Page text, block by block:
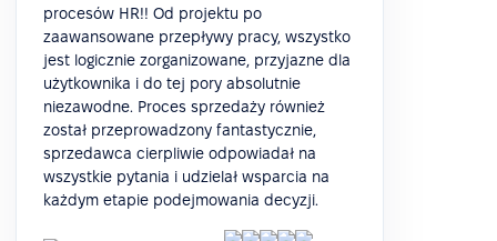
procesów HR!! Od projektu po
zaawansowane przepływy pracy, wszystko
jest logicznie zorganizowane, przyjazne dla
użytkownika i do tej pory absolutnie
niezawodne. Proces sprzedaży również
został przeprowadzony fantastycznie,
sprzedawca cierpliwie odpowiadał na
wszystkie pytania i udzielał wsparcia na
każdym etapie podejmowania decyzji.